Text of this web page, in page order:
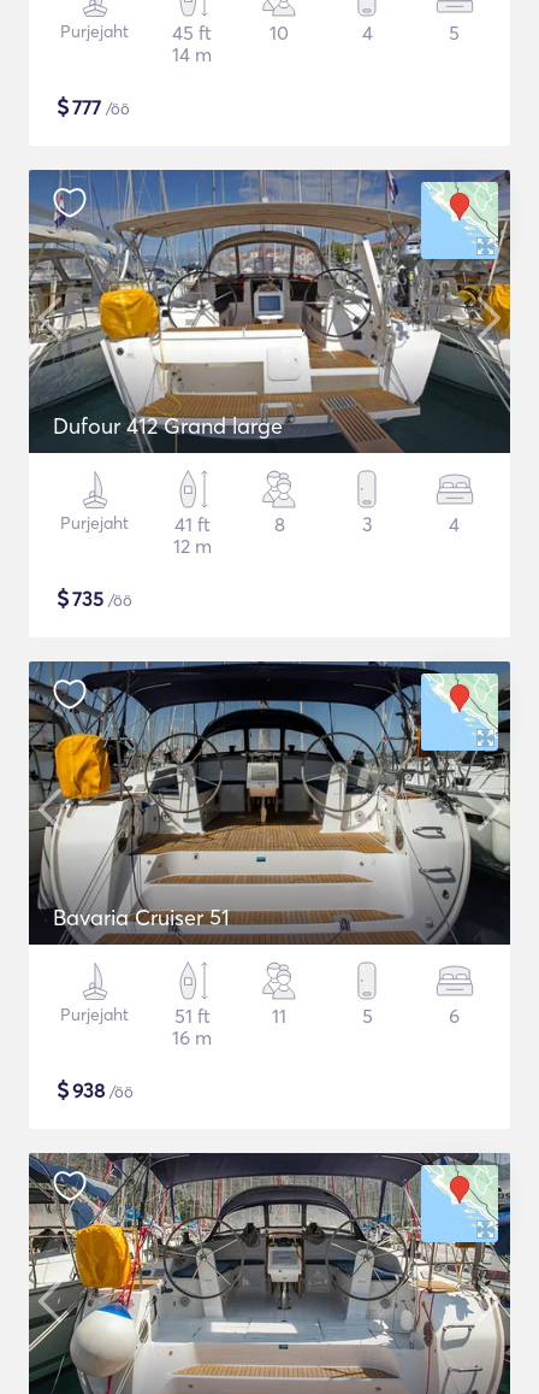
Purjejaht
45 ft
14 m
10 4 5
$777 /öö
Dufour 412 Grand large
Purjejaht
41 ft
12 m
8 3 4
$735 /öö
Bavaria Cruiser 51
Purjejaht
51 ft
16 m
11 5 6
$938 /öö